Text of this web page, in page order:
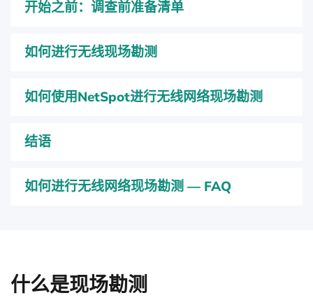
开始之前：调查前准备清单
如何进行无线现场勘测
如何使用NetSpot进行无线网络现场勘测
结语
如何进行无线网络现场勘测 — FAQ
什么是现场勘测